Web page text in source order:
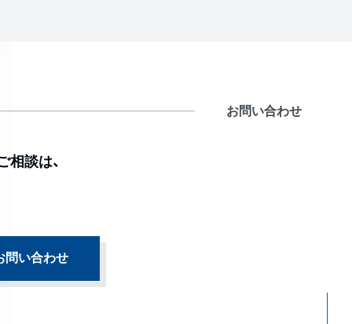
お問い合わせ
相談は、
問い合わせ